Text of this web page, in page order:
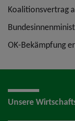
Koalitionsvertrag
OK-Bekämpfung
Unsere